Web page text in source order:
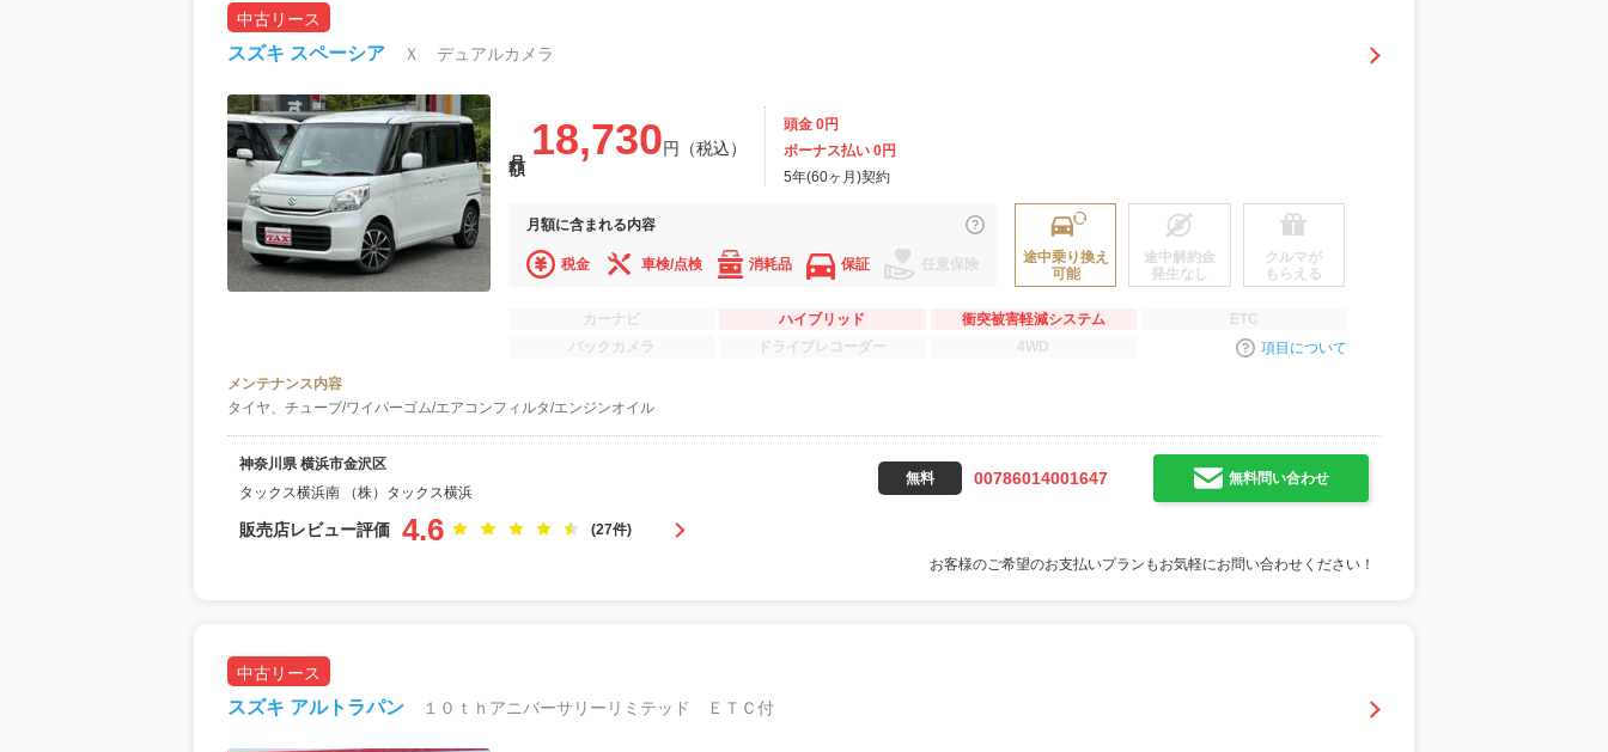
中古リース
スズキ スペーシア Ｘ デュアルカメラ
18,730円（税込）
頭金 0円
ボーナス払い 0円
5年(60ヶ月)契約
月額に含まれる内容
税金 車検/点検 消耗品 保証 任意保険
途中乗り換え
可能
途中解約金
発生なし
クルマが
もらえる
カーナビ ハイブリッド 衝突被害軽減システム
ETC
バックカメラ
ドライブレコーダー 4WD 項目について
メンテナンス内容
タイヤ、チューブ/ワイパーゴム/エアコンフィルタ/エンジンオイル
神奈川県 横浜市金沢区
タックス横浜南 （株）タックス横浜
無料 00786014001647 無料問い合わせ
販売店レビュー評価 4.6 (27件)
お客様のご希望のお支払いプランもお気軽にお問い合わせください！
中古リース
スズキ アルトラパン １０ｔｈアニバーサリーリミテッド ＥＴＣ付